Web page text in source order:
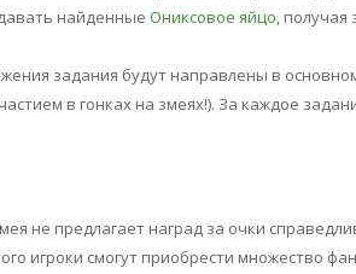
найденные Ониксовое яйцо, получая
задания будут направлены в
в гонках на змеях!). За каждое
не предлагает наград за очки
игроки смогут приобрести множество